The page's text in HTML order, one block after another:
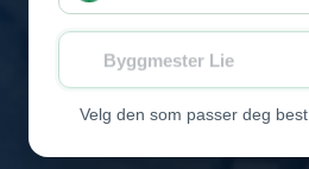
Byggmester Lie
Velg den som passer deg best